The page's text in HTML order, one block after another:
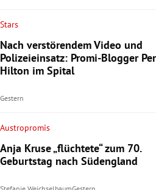
Stars
Nach verstörendem Video und
Polizeieinsatz: Promi-Blogger
Hilton im Spital
Gestern
Austropromis
Anja Kruse „flüchtete“ zum 70.
Geburtstag nach Südengland